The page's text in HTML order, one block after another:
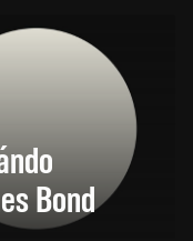
Bond